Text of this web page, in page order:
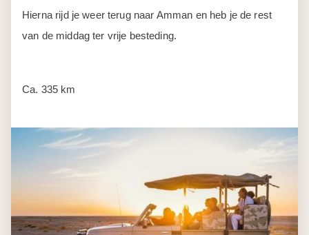
Hierna rijd je weer terug naar Amman en heb je de rest
van de middag ter vrije besteding.
Ca. 335 km